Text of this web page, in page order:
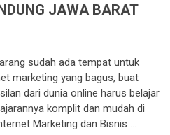
JAWA BARAT
sudah ada tempat untuk
marketing yang bagus, buat
dari dunia online harus belajar
komplit dan mudah di
Marketing dan Bisnis …